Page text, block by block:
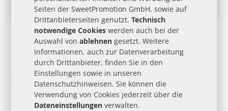
Seiten der SweetPromotion GmbH, sowie auf
Drittanbieterseiten genutzt.Technisch
notwendige Cookies werden auch bei der
Auswahl vonablehnen gesetzt. Weitere
Informationen, auch zur Datenverarbeitung
durch Drittanbieter, finden Sie in den
Einstellungen sowie in unseren
Datenschutzhinweisen. Sie können die
Verwendung von Cookies jederzeit über die
Dateneinstellungen verwalten.
Van Houten Werbeartikel